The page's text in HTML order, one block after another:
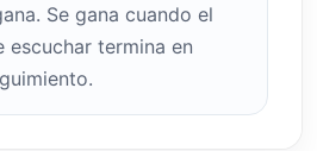
Se gana cuando el
escuchar termina en